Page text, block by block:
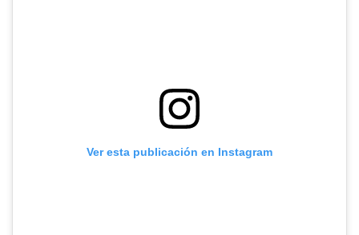
Ver esta publicación en Instagram